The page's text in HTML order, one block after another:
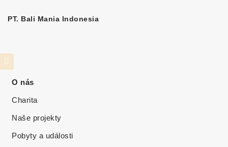
PT. Bali Mania Indonesia
O nás
Charita
Naše projekty
Pobyty a události